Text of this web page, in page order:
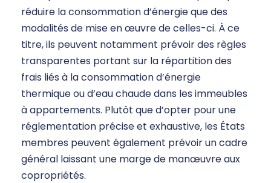
réduire la consommation d’énergie que des
modalités de mise en œuvre de celles-ci. À ce
titre, ils peuvent notamment prévoir des règles
transparentes portant sur la répartition des
frais liés à la consommation d’énergie
thermique ou d’eau chaude dans les immeubles
à appartements. Plutôt que d’opter pour une
réglementation précise et exhaustive, les États
membres peuvent également prévoir un cadre
général laissant une marge de manœuvre aux
copropriétés.